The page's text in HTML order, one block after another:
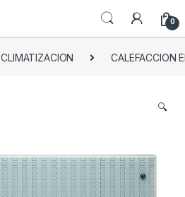
0
CLIMATIZACION CALEFACCION
🔍